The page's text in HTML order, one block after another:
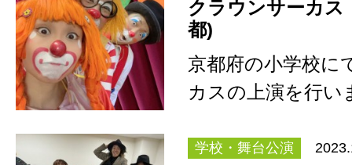
クラウンサーカ
都)
京都府の小学校に
カスの上演を行い
変…
学校・舞台公演